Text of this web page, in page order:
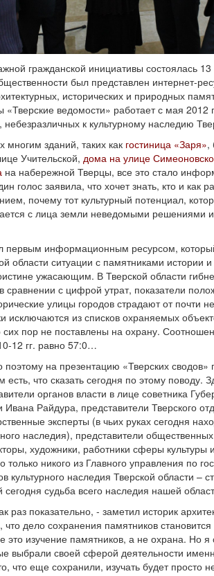
гражданской инициативы состоялась
был представлен интернет-
исторических и природных
«Тверские ведомости» работает с мая 2012
к культурному наследию
зданий, таких как гостиница «Заря»,
Учительской,дома на улице
на набережной Тверцы, все это стало
голос заявила, что хочет знать, кто и как
почему тот культурный потенциал,
с лица земли неведомыми решениями
первым информационным ресурсом,
области ситуации с памятниками истории
ужасающим. В Тверской области
сравнении с цифрой утрат, показатели
улицы городов страдают от почти
исключаются из списков охраняемых
сих пор не поставлены на охрану.
12 гг. равно 57:0…
поэтому на презентацию «Тверских
есть, что сказать сегодня по этому поводу.
органов власти в лице советника
Ивана Райдура, представители Тверского
эксперты (в чьих руках сегодня
наследия), представители
художники, работники сферы культуры
только никого из Главного управления по
культурного наследия Тверской области –
сегодня судьба всего наследия нашей
раз показательно, - заметил историк
дело сохранения памятников становится
это изучение памятников, а не охрана. Но
выбрали своей сферой деятельности
что еще сохранили, изучать будет просто